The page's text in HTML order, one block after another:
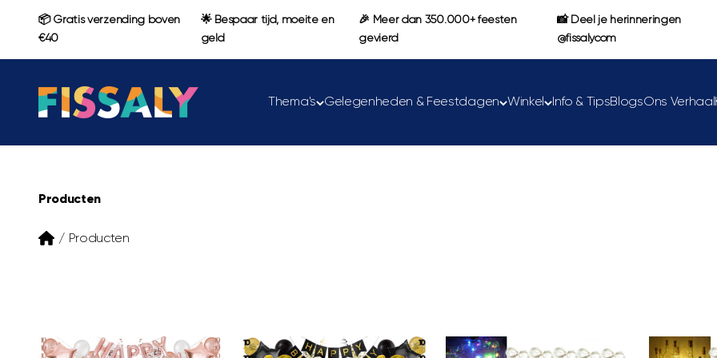
📦 Gratis verzending boven
€40
🌟 Bespaar tijd, moeite en
geld
🎉 Meer dan 350.000+ feesten
gevierd
📸 Deel je herinneringen
@fissalycom
Thema's Gelegenheden & Feestdagen Winkel Info & TipsBlogsOns Verhaal
Fissaly
Producten
/ Producten